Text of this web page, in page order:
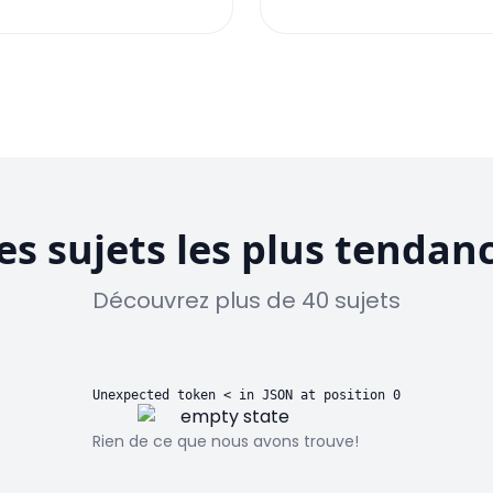
sujets les plus
Découvrez plus de 40 sujets
Unexpected token < in JSON at position 0
Rien de ce que nous avons trouve!